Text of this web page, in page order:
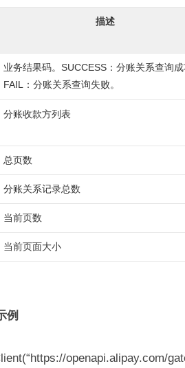
描述
业务结果码。SUCCESS：分账关系查询成
FAIL：分账关系查询失败。
分账收款方列表
总页数
分账关系记录总数
当前页数
当前页面大小
例
openapi.alipay.com/